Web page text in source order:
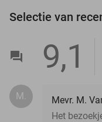
Selectie van
9,1
M.
Mevr. M.
Het